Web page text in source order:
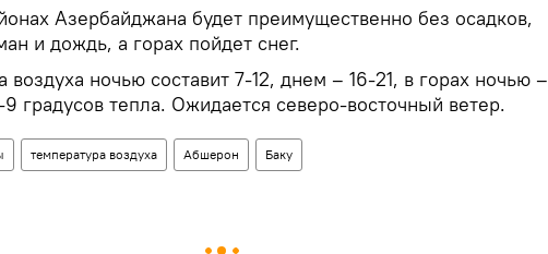
Азербайджана будет преимущественно без осадков,
и дождь, а горах пойдет снег.
воздуха ночью составит 7-12, днем – 16-21, в горах ночью –
градусов тепла. Ожидается северо-восточный ветер.
температура воздуха Абшерон Баку